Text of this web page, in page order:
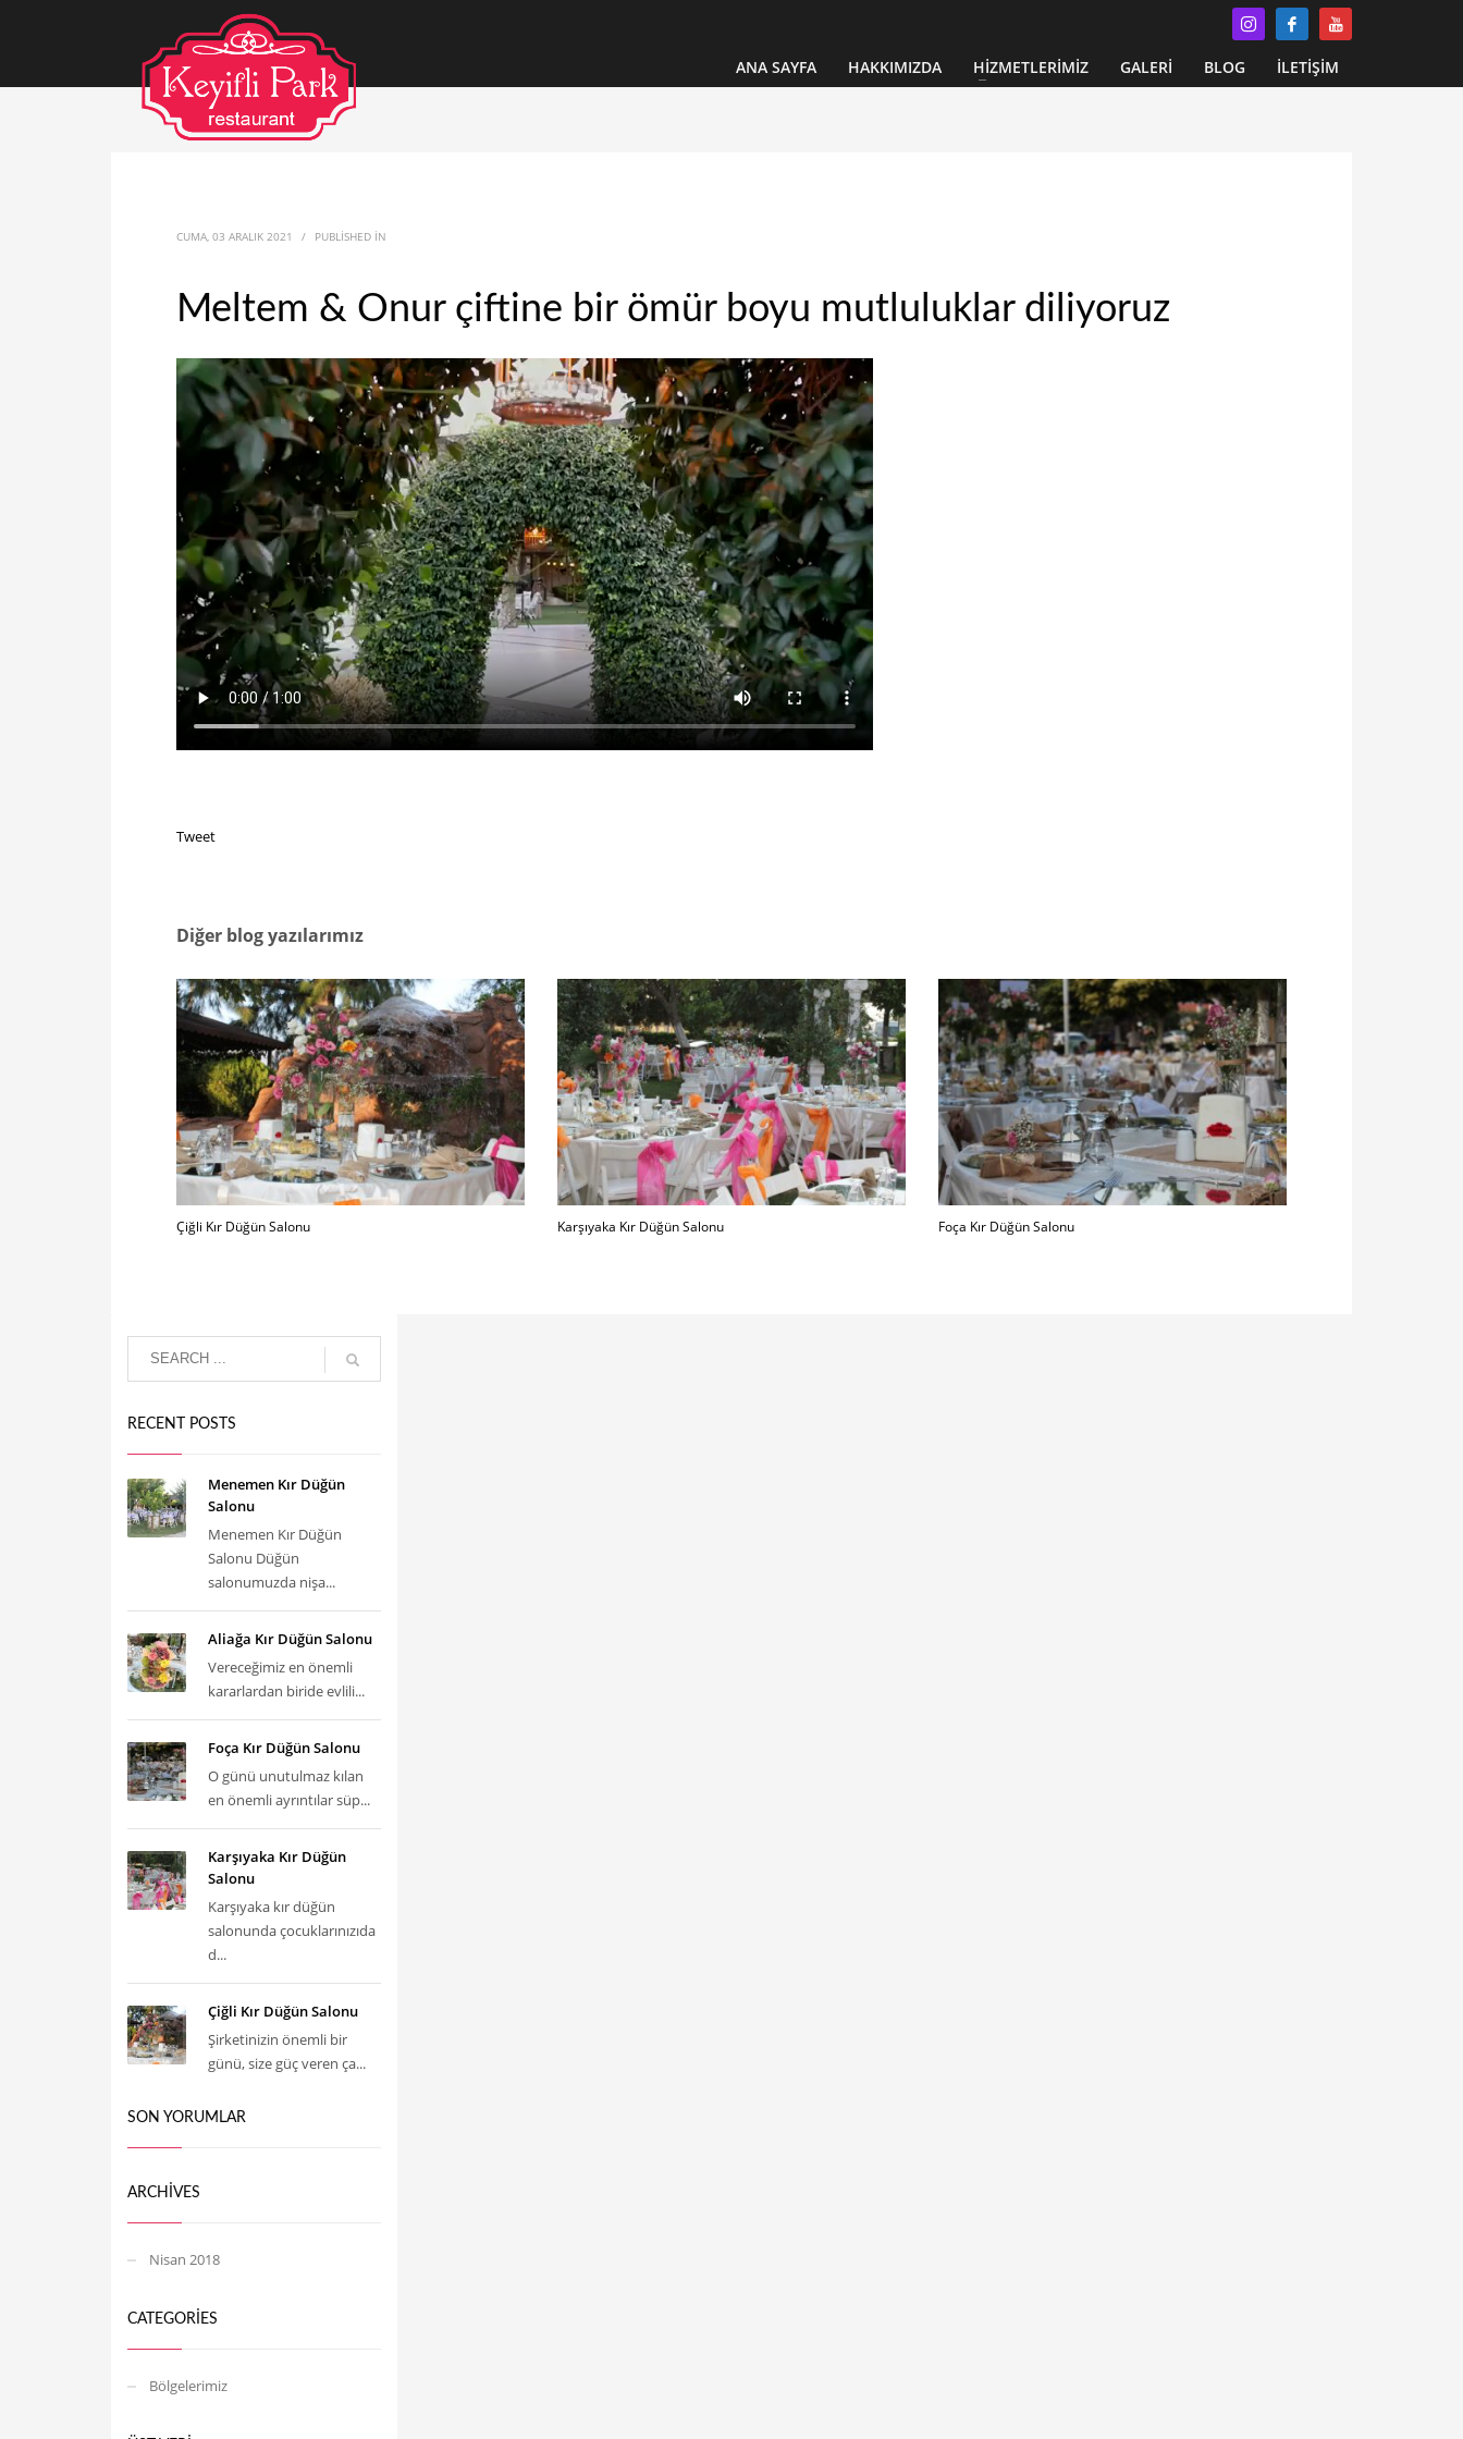
ANA SAYFA HAKKIMIZDA HİZMETLERİMİZ GALERİ BLOG İLETİŞİM
CUMA, 03 ARALIK 2021 / PUBLISHED IN
Meltem & Onur çiftine bir ömür boyu mutluluklar diliyoruz
Tweet
Diğer blog yazılarımız
Çiğli Kır Düğün Salonu Karşıyaka Kır Düğün Salonu Foça Kır Düğün Salonu
RECENT POSTS
Menemen Kır Düğün
Salonu
Menemen Kır Düğün
Salonu Düğün
salonumuzda nişa...
Aliağa Kır Düğün Salonu
Vereceğimiz en önemli
kararlardan biride evlili...
Foça Kır Düğün Salonu
O günü unutulmaz kılan
en önemli ayrıntılar süp...
Karşıyaka Kır Düğün
Salonu
Karşıyaka kır düğün
salonunda çocuklarınızıda
d...
Çiğli Kır Düğün Salonu
Şirketinizin önemli bir
günü, size güç veren ça...
SON YORUMLAR
ARCHIVES
Nisan 2018
CATEGORIES
Bölgelerimiz